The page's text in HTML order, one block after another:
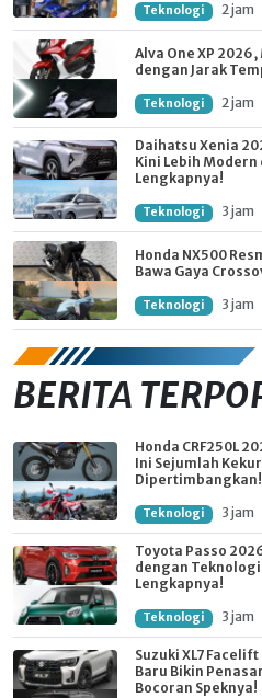
Teknologi 2 jam
Alva One XP
dengan Jarak
Teknologi 2 jam
Daihatsu Xenia
Kini Lebih
Lengkapnya!
Teknologi 3 jam
Honda NX500
Bawa Gaya
Teknologi 3 jam
BERITA
Honda CRF250L
Ini Sejumlah
Dipertimbangkan!
Teknologi 3 jam
Toyota Passo
dengan
Lengkapnya!
Teknologi 3 jam
Suzuki XL7
Baru Bikin
Bocoran Speknya!